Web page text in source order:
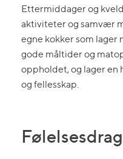
Ettermiddager og
aktiviteter og samvær
egne kokker som lager
gode måltider og
oppholdet, og lager en
og fellesskap.